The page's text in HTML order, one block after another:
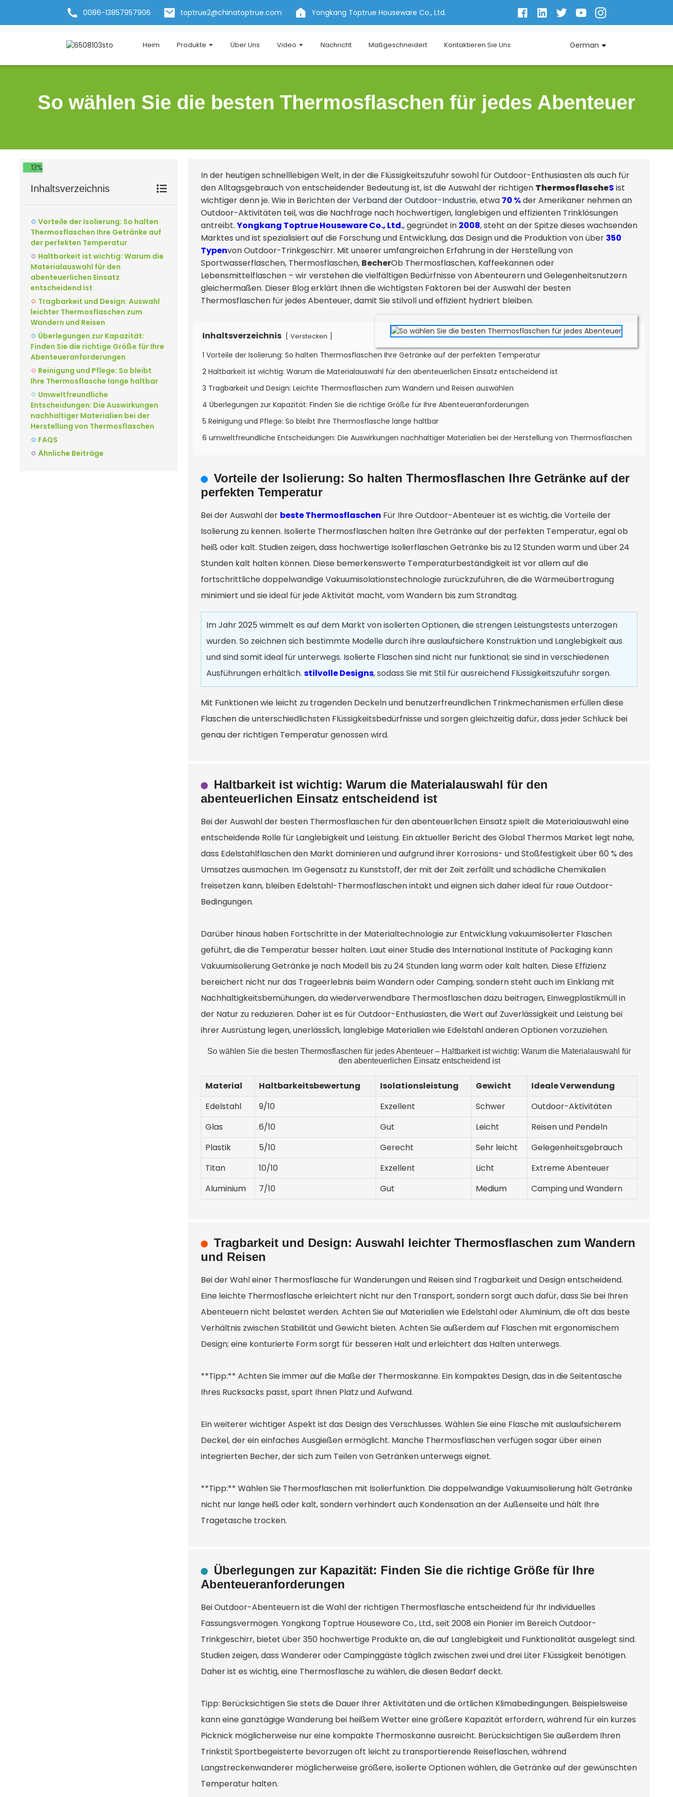
0086-13857957906 toptrue2@chinatoptrue.com Yongkang Toptrue Houseware Co., Ltd.
Heim Produkte Über Uns Video Nachricht Maßgeschneidert Kontaktieren Sie Uns German
So wählen Sie die besten Thermosflaschen für jedes Abenteuer
13%
Inhaltsverzeichnis
Vorteile der Isolierung: So halten
Thermosflaschen Ihre Getränke auf
der perfekten Temperatur
Haltbarkeit ist wichtig: Warum die
Materialauswahl für den
abenteuerlichen Einsatz
entscheidend ist
Tragbarkeit und Design: Auswahl
leichter Thermosflaschen zum
Wandern und Reisen
Überlegungen zur Kapazität:
Finden Sie die richtige Größe für Ihre
Abenteueranforderungen
Reinigung und Pflege: So bleibt
Ihre Thermosflasche lange haltbar
Umweltfreundliche
Entscheidungen: Die Auswirkungen
nachhaltiger Materialien bei der
Herstellung von Thermosflaschen
FAQS
Ähnliche Beiträge
In der heutigen schnelllebigen Welt, in der die Flüssigkeitszufuhr sowohl für Outdoor-Enthusiasten als auch für
den Alltagsgebrauch von entscheidender Bedeutung ist, ist die Auswahl der richtigen ThermosflascheS ist
wichtiger denn je. Wie in Berichten derVerband der Outdoor-Industrie, etwa 70 %der Amerikaner nehmen an
Outdoor-Aktivitäten teil, was die Nachfrage nach hochwertigen, langlebigen und effizienten Trinklösungen
antreibt. Yongkang Toptrue Houseware Co., Ltd., gegründet in 2008, steht an der Spitze dieses wachsenden
Marktes und ist spezialisiert auf die Forschung und Entwicklung, das Design und die Produktion von über 350
Typenvon Outdoor-Trinkgeschirr. Mit unserer umfangreichen Erfahrung in der Herstellung von
Sportwasserflaschen, Thermosflaschen, BecherOb Thermosflaschen, Kaffeekannen oder
Lebensmittelflaschen – wir verstehen die vielfältigen Bedürfnisse von Abenteurern und Gelegenheitsnutzern
gleichermaßen. Dieser Blog erklärt Ihnen die wichtigsten Faktoren bei der Auswahl der besten
Thermosflaschen für jedes Abenteuer, damit Sie stilvoll und effizient hydriert bleiben.
Inhaltsverzeichnis Verstecken
1 Vorteile der Isolierung: So halten Thermosflaschen Ihre Getränke auf der perfekten Temperatur
2 Haltbarkeit ist wichtig: Warum die Materialauswahl für den abenteuerlichen Einsatz entscheidend ist
3 Tragbarkeit und Design: Leichte Thermosflaschen zum Wandern und Reisen auswählen
4 Überlegungen zur Kapazität: Finden Sie die richtige Größe für Ihre Abenteueranforderungen
5 Reinigung und Pflege: So bleibt Ihre Thermosflasche lange haltbar
6 umweltfreundliche Entscheidungen: Die Auswirkungen nachhaltiger Materialien bei der Herstellung von Thermosflaschen
Vorteile der Isolierung: So halten Thermosflaschen Ihre Getränke auf der
perfekten Temperatur
Bei der Auswahl der beste Thermosflaschen Für Ihre Outdoor-Abenteuer ist es wichtig, die Vorteile der
Isolierung zu kennen. Isolierte Thermosflaschen halten Ihre Getränke auf der perfekten Temperatur, egal ob
heiß oder kalt. Studien zeigen, dass hochwertige Isolierflaschen Getränke bis zu 12 Stunden warm und über 24
Stunden kalt halten können. Diese bemerkenswerte Temperaturbeständigkeit ist vor allem auf die
fortschrittliche doppelwandige Vakuumisolationstechnologie zurückzuführen, die die Wärmeübertragung
minimiert und sie ideal für jede Aktivität macht, vom Wandern bis zum Strandtag.
Im Jahr 2025 wimmelt es auf dem Markt von isolierten Optionen, die strengen Leistungstests unterzogen
wurden. So zeichnen sich bestimmte Modelle durch ihre auslaufsichere Konstruktion und Langlebigkeit aus
und sind somit ideal für unterwegs. Isolierte Flaschen sind nicht nur funktional; sie sind in verschiedenen
Ausführungen erhältlich. stilvolle Designs, sodass Sie mit Stil für ausreichend Flüssigkeitszufuhr sorgen.
Mit Funktionen wie leicht zu tragenden Deckeln und benutzerfreundlichen Trinkmechanismen erfüllen diese
Flaschen die unterschiedlichsten Flüssigkeitsbedürfnisse und sorgen gleichzeitig dafür, dass jeder Schluck bei
genau der richtigen Temperatur genossen wird.
Haltbarkeit ist wichtig: Warum die Materialauswahl für den
abenteuerlichen Einsatz entscheidend ist
Bei der Auswahl der besten Thermosflaschen für den abenteuerlichen Einsatz spielt die Materialauswahl eine
entscheidende Rolle für Langlebigkeit und Leistung. Ein aktueller Bericht des Global Thermos Market legt nahe,
dass Edelstahlflaschen den Markt dominieren und aufgrund ihrer Korrosions- und Stoßfestigkeit über 60 % des
Umsatzes ausmachen. Im Gegensatz zu Kunststoff, der mit der Zeit zerfällt und schädliche Chemikalien
freisetzen kann, bleiben Edelstahl-Thermosflaschen intakt und eignen sich daher ideal für raue Outdoor-
Bedingungen.
Darüber hinaus haben Fortschritte in der Materialtechnologie zur Entwicklung vakuumisolierter Flaschen
geführt, die die Temperatur besser halten. Laut einer Studie des International Institute of Packaging kann
Vakuumisolierung Getränke je nach Modell bis zu 24 Stunden lang warm oder kalt halten. Diese Effizienz
bereichert nicht nur das Trageerlebnis beim Wandern oder Camping, sondern steht auch im Einklang mit
Nachhaltigkeitsbemühungen, da wiederverwendbare Thermosflaschen dazu beitragen, Einwegplastikmüll in
der Natur zu reduzieren. Daher ist es für Outdoor-Enthusiasten, die Wert auf Zuverlässigkeit und Leistung bei
ihrer Ausrüstung legen, unerlässlich, langlebige Materialien wie Edelstahl anderen Optionen vorzuziehen.
So wählen Sie die besten Thermosflaschen für jedes Abenteuer – Haltbarkeit ist wichtig: Warum die Materialauswahl für
den abenteuerlichen Einsatz entscheidend ist
Material Haltbarkeitsbewertung Isolationsleistung Gewicht
Ideale Verwendung
Edelstahl
9/10 Exzellent Schwer
Outdoor-Aktivitäten
Glas
6/10 Gut Leicht
Reisen und Pendeln
Plastik
5/10 Gerecht Sehr leicht
Gelegenheitsgebrauch
Titan
10/10 Exzellent Licht
Extreme Abenteuer
Aluminium
7/10 Gut Medium Camping und Wandern
Tragbarkeit und Design: Auswahl leichter Thermosflaschen zum Wandern
und Reisen
Bei der Wahl einer Thermosflasche für Wanderungen und Reisen sind Tragbarkeit und Design entscheidend.
Eine leichte Thermosflasche erleichtert nicht nur den Transport, sondern sorgt auch dafür, dass Sie bei Ihren
Abenteuern nicht belastet werden. Achten Sie auf Materialien wie Edelstahl oder Aluminium, die oft das beste
Verhältnis zwischen Stabilität und Gewicht bieten. Achten Sie außerdem auf Flaschen mit ergonomischem
Design; eine konturierte Form sorgt für besseren Halt und erleichtert das Halten unterwegs.
**Tipp:** Achten Sie immer auf die Maße der Thermoskanne. Ein kompaktes Design, das in die Seitentasche
Ihres Rucksacks passt, spart Ihnen Platz und Aufwand.
Ein weiterer wichtiger Aspekt ist das Design des Verschlusses. Wählen Sie eine Flasche mit auslaufsicherem
Deckel, der ein einfaches Ausgießen ermöglicht. Manche Thermosflaschen verfügen sogar über einen
integrierten Becher, der sich zum Teilen von Getränken unterwegs eignet.
**Tipp:** Wählen Sie Thermosflaschen mit Isolierfunktion. Die doppelwandige Vakuumisolierung hält Getränke
nicht nur lange heiß oder kalt, sondern verhindert auch Kondensation an der Außenseite und hält Ihre
Tragetasche trocken.
Überlegungen zur Kapazität: Finden Sie die richtige Größe für Ihre
Abenteueranforderungen
Bei Outdoor-Abenteuern ist die Wahl der richtigen Thermosflasche entscheidend für Ihr individuelles
Fassungsvermögen. Yongkang Toptrue Houseware Co., Ltd., seit 2008 ein Pionier im Bereich Outdoor-
Trinkgeschirr, bietet über 350 hochwertige Produkte an, die auf Langlebigkeit und Funktionalität ausgelegt sind.
Studien zeigen, dass Wanderer oder Campinggäste täglich zwischen zwei und drei Liter Flüssigkeit benötigen.
Daher ist es wichtig, eine Thermosflasche zu wählen, die diesen Bedarf deckt.
Tipp: Berücksichtigen Sie stets die Dauer Ihrer Aktivitäten und die örtlichen Klimabedingungen. Beispielsweise
kann eine ganztägige Wanderung bei heißem Wetter eine größere Kapazität erfordern, während für ein kurzes
Picknick möglicherweise nur eine kompakte Thermoskanne ausreicht. Berücksichtigen Sie außerdem Ihren
Trinkstil; Sportbegeisterte bevorzugen oft leicht zu transportierende Reiseflaschen, während
Langstreckenwanderer möglicherweise größere, isolierte Optionen wählen, die Getränke auf der gewünschten
Temperatur halten.